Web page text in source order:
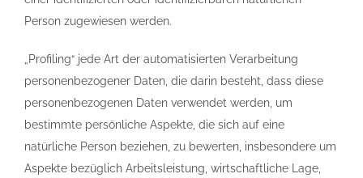
Person zugewiesen werden.
„Profiling“ jede Art der automatisierten Verarbeitung
personenbezogener Daten, die darin besteht, dass diese
personenbezogenen Daten verwendet werden, um
bestimmte persönliche Aspekte, die sich auf eine
natürliche Person beziehen, zu bewerten, insbesondere um
Aspekte bezüglich Arbeitsleistung, wirtschaftliche Lage,